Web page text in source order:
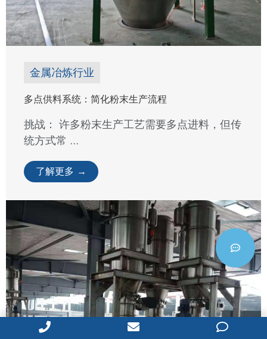
金属冶炼行业
多点供料系统：简化粉末生产流程
挑战： 许多粉末生产工艺需要多点进料，但传
统方式常 ...
了解更多 →